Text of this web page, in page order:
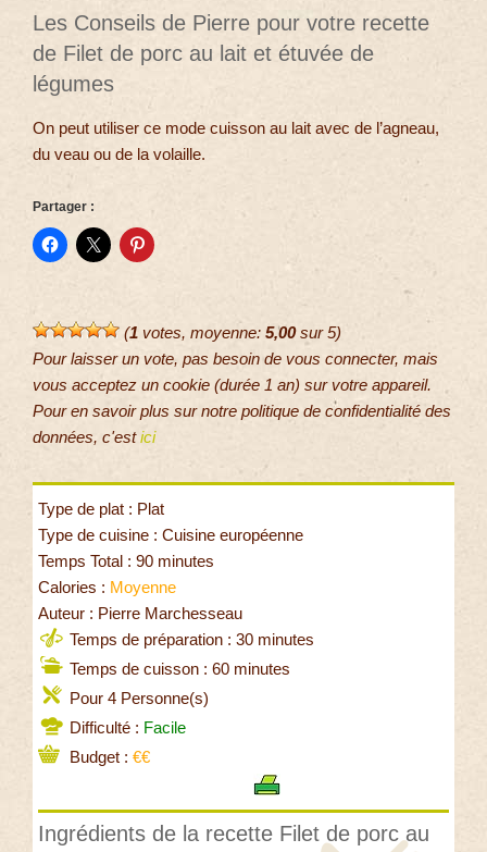
Les Conseils de Pierre pour votre recette
de Filet de porc au lait et étuvée de
légumes
On peut utiliser ce mode cuisson au lait avec de l’agneau,
du veau ou de la volaille.
Partager :
(1 votes, moyenne: 5,00sur 5)
Pour laisser un vote, pas besoin de vous connecter, mais
vous acceptez un cookie (durée 1 an) sur votre appareil.
Pour en savoir plus sur notre politique de confidentialité des
données, c'estici
Type de plat : Plat
Type de cuisine : Cuisine européenne
Temps Total : 90 minutes
Calories : Moyenne
Auteur : Pierre Marchesseau
Temps de préparation : 30 minutes
Temps de cuisson : 60 minutes
Pour 4 Personne(s)
Difficulté : Facile
Budget : €€
Ingrédients de la recette Filet de porc au